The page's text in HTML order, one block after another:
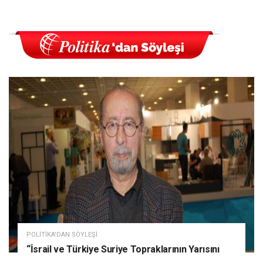
POLITIKA'DAN SÖYLEŞI
“İsrail ve Türkiye Suriye Topraklarının Yarısını